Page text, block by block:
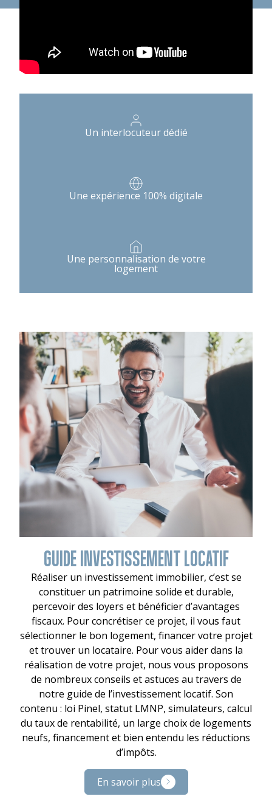
Un interlocuteur dédié
Une expérience 100% digitale
Une personnalisation de votre
logement
GUIDE INVESTISSEMENT LOCATIF
Réaliser un investissement immobilier, c’est se
constituer un patrimoine solide et durable,
percevoir des loyers et bénéficier d’avantages
fiscaux. Pour concrétiser ce projet, il vous faut
sélectionner le bon logement, financer votre projet
et trouver un locataire. Pour vous aider dans la
réalisation de votre projet, nous vous proposons
de nombreux conseils et astuces au travers de
notre guide de l’investissement locatif. Son
contenu : loi Pinel, statut LMNP, simulateurs, calcul
du taux de rentabilité, un large choix de logements
neufs, financement et bien entendu les réductions
d’impôts.
En savoir plus